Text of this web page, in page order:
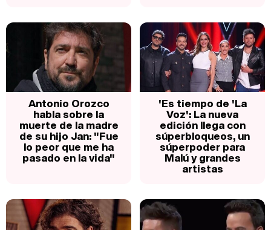
Antonio Orozco
habla sobre la
muerte de la madre
de su hijo Jan: "Fue
lo peor que me ha
pasado en la vida"
'Es tiempo de 'La
Voz': La nueva
edición llega con
súperbloqueos, un
súperpoder para
Malú y grandes
artistas